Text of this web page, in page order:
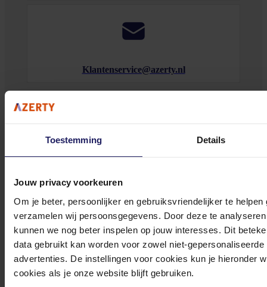
Toestemming Details
Jouw privacy voorkeuren
Om je beter, persoonlijker en gebruiksvriendelijker te
verzamelen wij persoonsgegevens. Door deze te
kunnen we nog beter inspelen op jouw interesses. Dit
data gebruikt kan worden voor zowel niet-
advertenties. De instellingen voor cookies kun je hieronder
cookies als je onze website blijft gebruiken.
Klantenservice@azerty.nl
Meld je aan voor onze nieuwsbrief!
Ontvang als eerste de beste deals in je inbox
Footer
Azerty
Tjalkstraat 4b
8102 HG Raalte
BTW nr: NL 8517.04.578.B01